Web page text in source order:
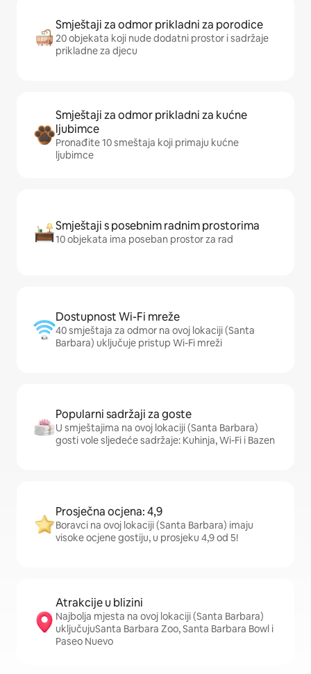
Smještaji za odmor prikladni za porodice
20 objekata koji nude dodatni prostor i sadržaje
prikladne za djecu
Smještaji za odmor prikladni za kućne
ljubimce
Pronađite 10 smeštaja koji primaju kućne
ljubimce
Smještaji s posebnim radnim prostorima
10 objekata ima poseban prostor za rad
Dostupnost Wi-Fi mreže
40 smještaja za odmor na ovoj lokaciji (Santa
Barbara) uključuje pristup Wi-Fi mreži
Popularni sadržaji za goste
U smještajima na ovoj lokaciji (Santa Barbara)
gosti vole sljedeće sadržaje: Kuhinja, Wi-Fi i Bazen
Prosječna ocjena: 4,9
Boravci na ovoj lokaciji (Santa Barbara) imaju
visoke ocjene gostiju, u prosjeku 4,9 od 5!
Atrakcije u blizini
Najbolja mjesta na ovoj lokaciji (Santa Barbara)
uključujuSanta Barbara Zoo, Santa Barbara Bowl i
Paseo Nuevo